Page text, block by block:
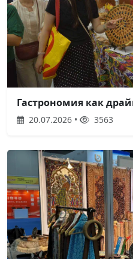
Гастрономия как
20.07.2026 • 3563